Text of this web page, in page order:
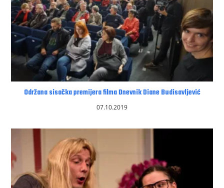
Održana sisačka premijera filma Dnevnik Diane Budisavljević
07.10.2019